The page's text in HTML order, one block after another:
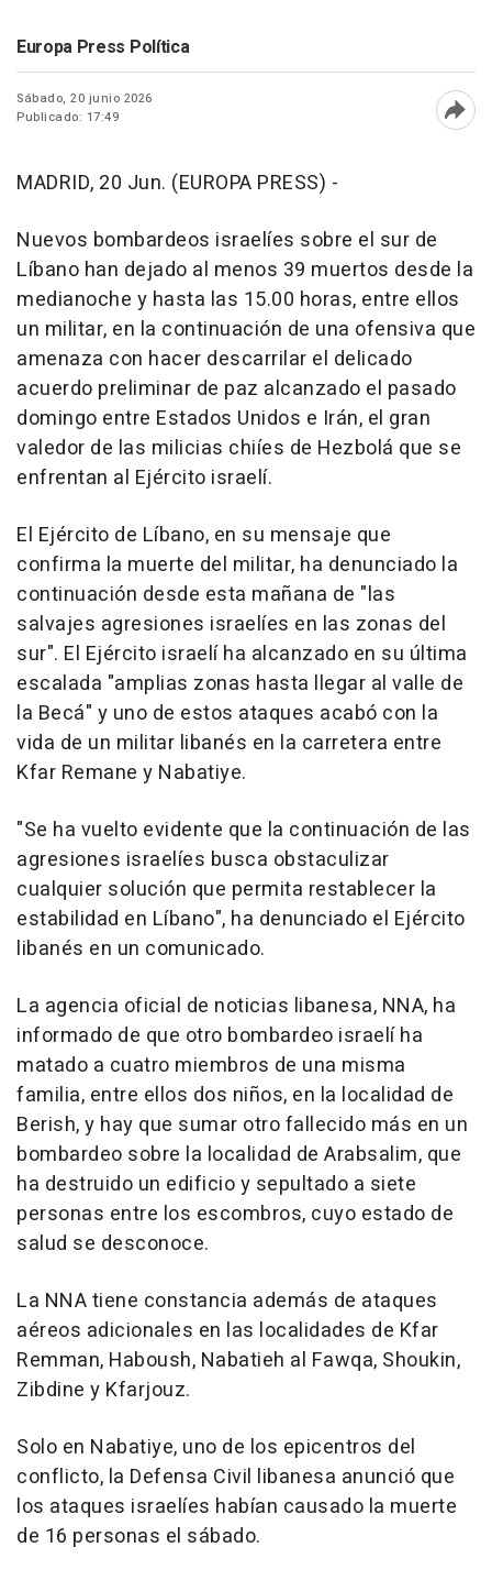
Europa Press Política
Sábado, 20 junio 2026
Publicado: 17:49
MADRID, 20 Jun. (EUROPA PRESS) -
Nuevos bombardeos israelíes sobre el sur de
Líbano han dejado al menos 39 muertos desde la
medianoche y hasta las 15.00 horas, entre ellos
un militar, en la continuación de una ofensiva que
amenaza con hacer descarrilar el delicado
acuerdo preliminar de paz alcanzado el pasado
domingo entre Estados Unidos e Irán, el gran
valedor de las milicias chiíes de Hezbolá que se
enfrentan al Ejército israelí.
El Ejército de Líbano, en su mensaje que
confirma la muerte del militar, ha denunciado la
continuación desde esta mañana de "las
salvajes agresiones israelíes en las zonas del
sur". El Ejército israelí ha alcanzado en su última
escalada "amplias zonas hasta llegar al valle de
la Becá" y uno de estos ataques acabó con la
vida de un militar libanés en la carretera entre
Kfar Remane y Nabatiye.
"Se ha vuelto evidente que la continuación de las
agresiones israelíes busca obstaculizar
cualquier solución que permita restablecer la
estabilidad en Líbano", ha denunciado el Ejército
libanés en un comunicado.
La agencia oficial de noticias libanesa, NNA, ha
informado de que otro bombardeo israelí ha
matado a cuatro miembros de una misma
familia, entre ellos dos niños, en la localidad de
Berish, y hay que sumar otro fallecido más en un
bombardeo sobre la localidad de Arabsalim, que
ha destruido un edificio y sepultado a siete
personas entre los escombros, cuyo estado de
salud se desconoce.
La NNA tiene constancia además de ataques
aéreos adicionales en las localidades de Kfar
Remman, Haboush, Nabatieh al Fawqa, Shoukin,
Zibdine y Kfarjouz.
Solo en Nabatiye, uno de los epicentros del
conflicto, la Defensa Civil libanesa anunció que
los ataques israelíes habían causado la muerte
de 16 personas el sábado.